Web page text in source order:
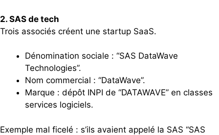
2. SAS de tech
Trois associés créent une startup SaaS.
Dénomination sociale : “SAS DataWave
Technologies”.
Nom commercial : “DataWave”.
Marque : dépôt INPI de “DATAWAVE” en classes
services logiciels.
Exemple mal ficelé : s’ils avaient appelé la SAS “SAS